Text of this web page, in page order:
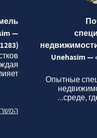
Unehasim
Опытные
среде,
—